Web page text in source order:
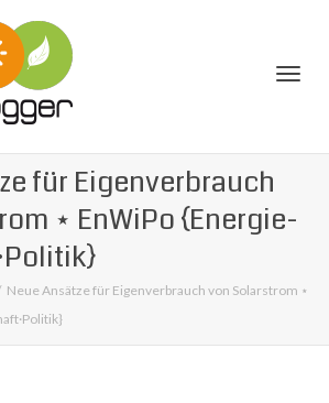
für Eigenverbrauch
⋆ EnWiPo {Energie­
Neue Ansätze für Eigenverbrauch von Solarstrom ⋆